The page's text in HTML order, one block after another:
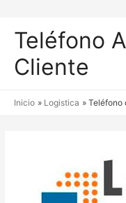
Teléfono
Cliente
Inicio Logistica Teléfono